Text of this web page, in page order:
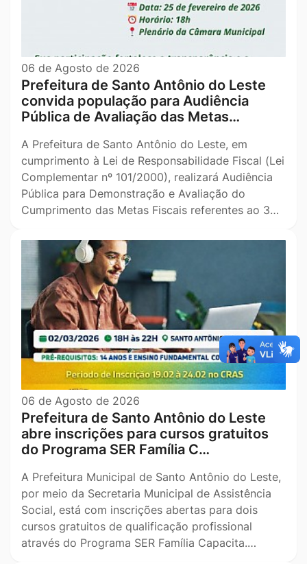
06 de Agosto de 2026
Prefeitura de Santo Antônio do Leste
convida população para Audiência
Pública de Avaliação das Metas…
A Prefeitura de Santo Antônio do Leste, em
cumprimento à Lei de Responsabilidade Fiscal (Lei
Complementar nº 101/2000), realizará Audiência
Pública para Demonstração e Avaliação do
Cumprimento das Metas Fiscais referentes ao 3…
06 de Agosto de 2026
Prefeitura de Santo Antônio do Leste
abre inscrições para cursos gratuitos
do Programa SER Família C…
A Prefeitura Municipal de Santo Antônio do Leste,
por meio da Secretaria Municipal de Assistência
Social, está com inscrições abertas para dois
cursos gratuitos de qualificação profissional
através do Programa SER Família Capacita.…